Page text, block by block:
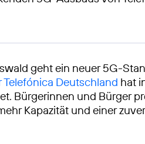
geht ein neuer 5G-
Deutschland hat
Bürgerinnen und Bürger
Kapazität und einer